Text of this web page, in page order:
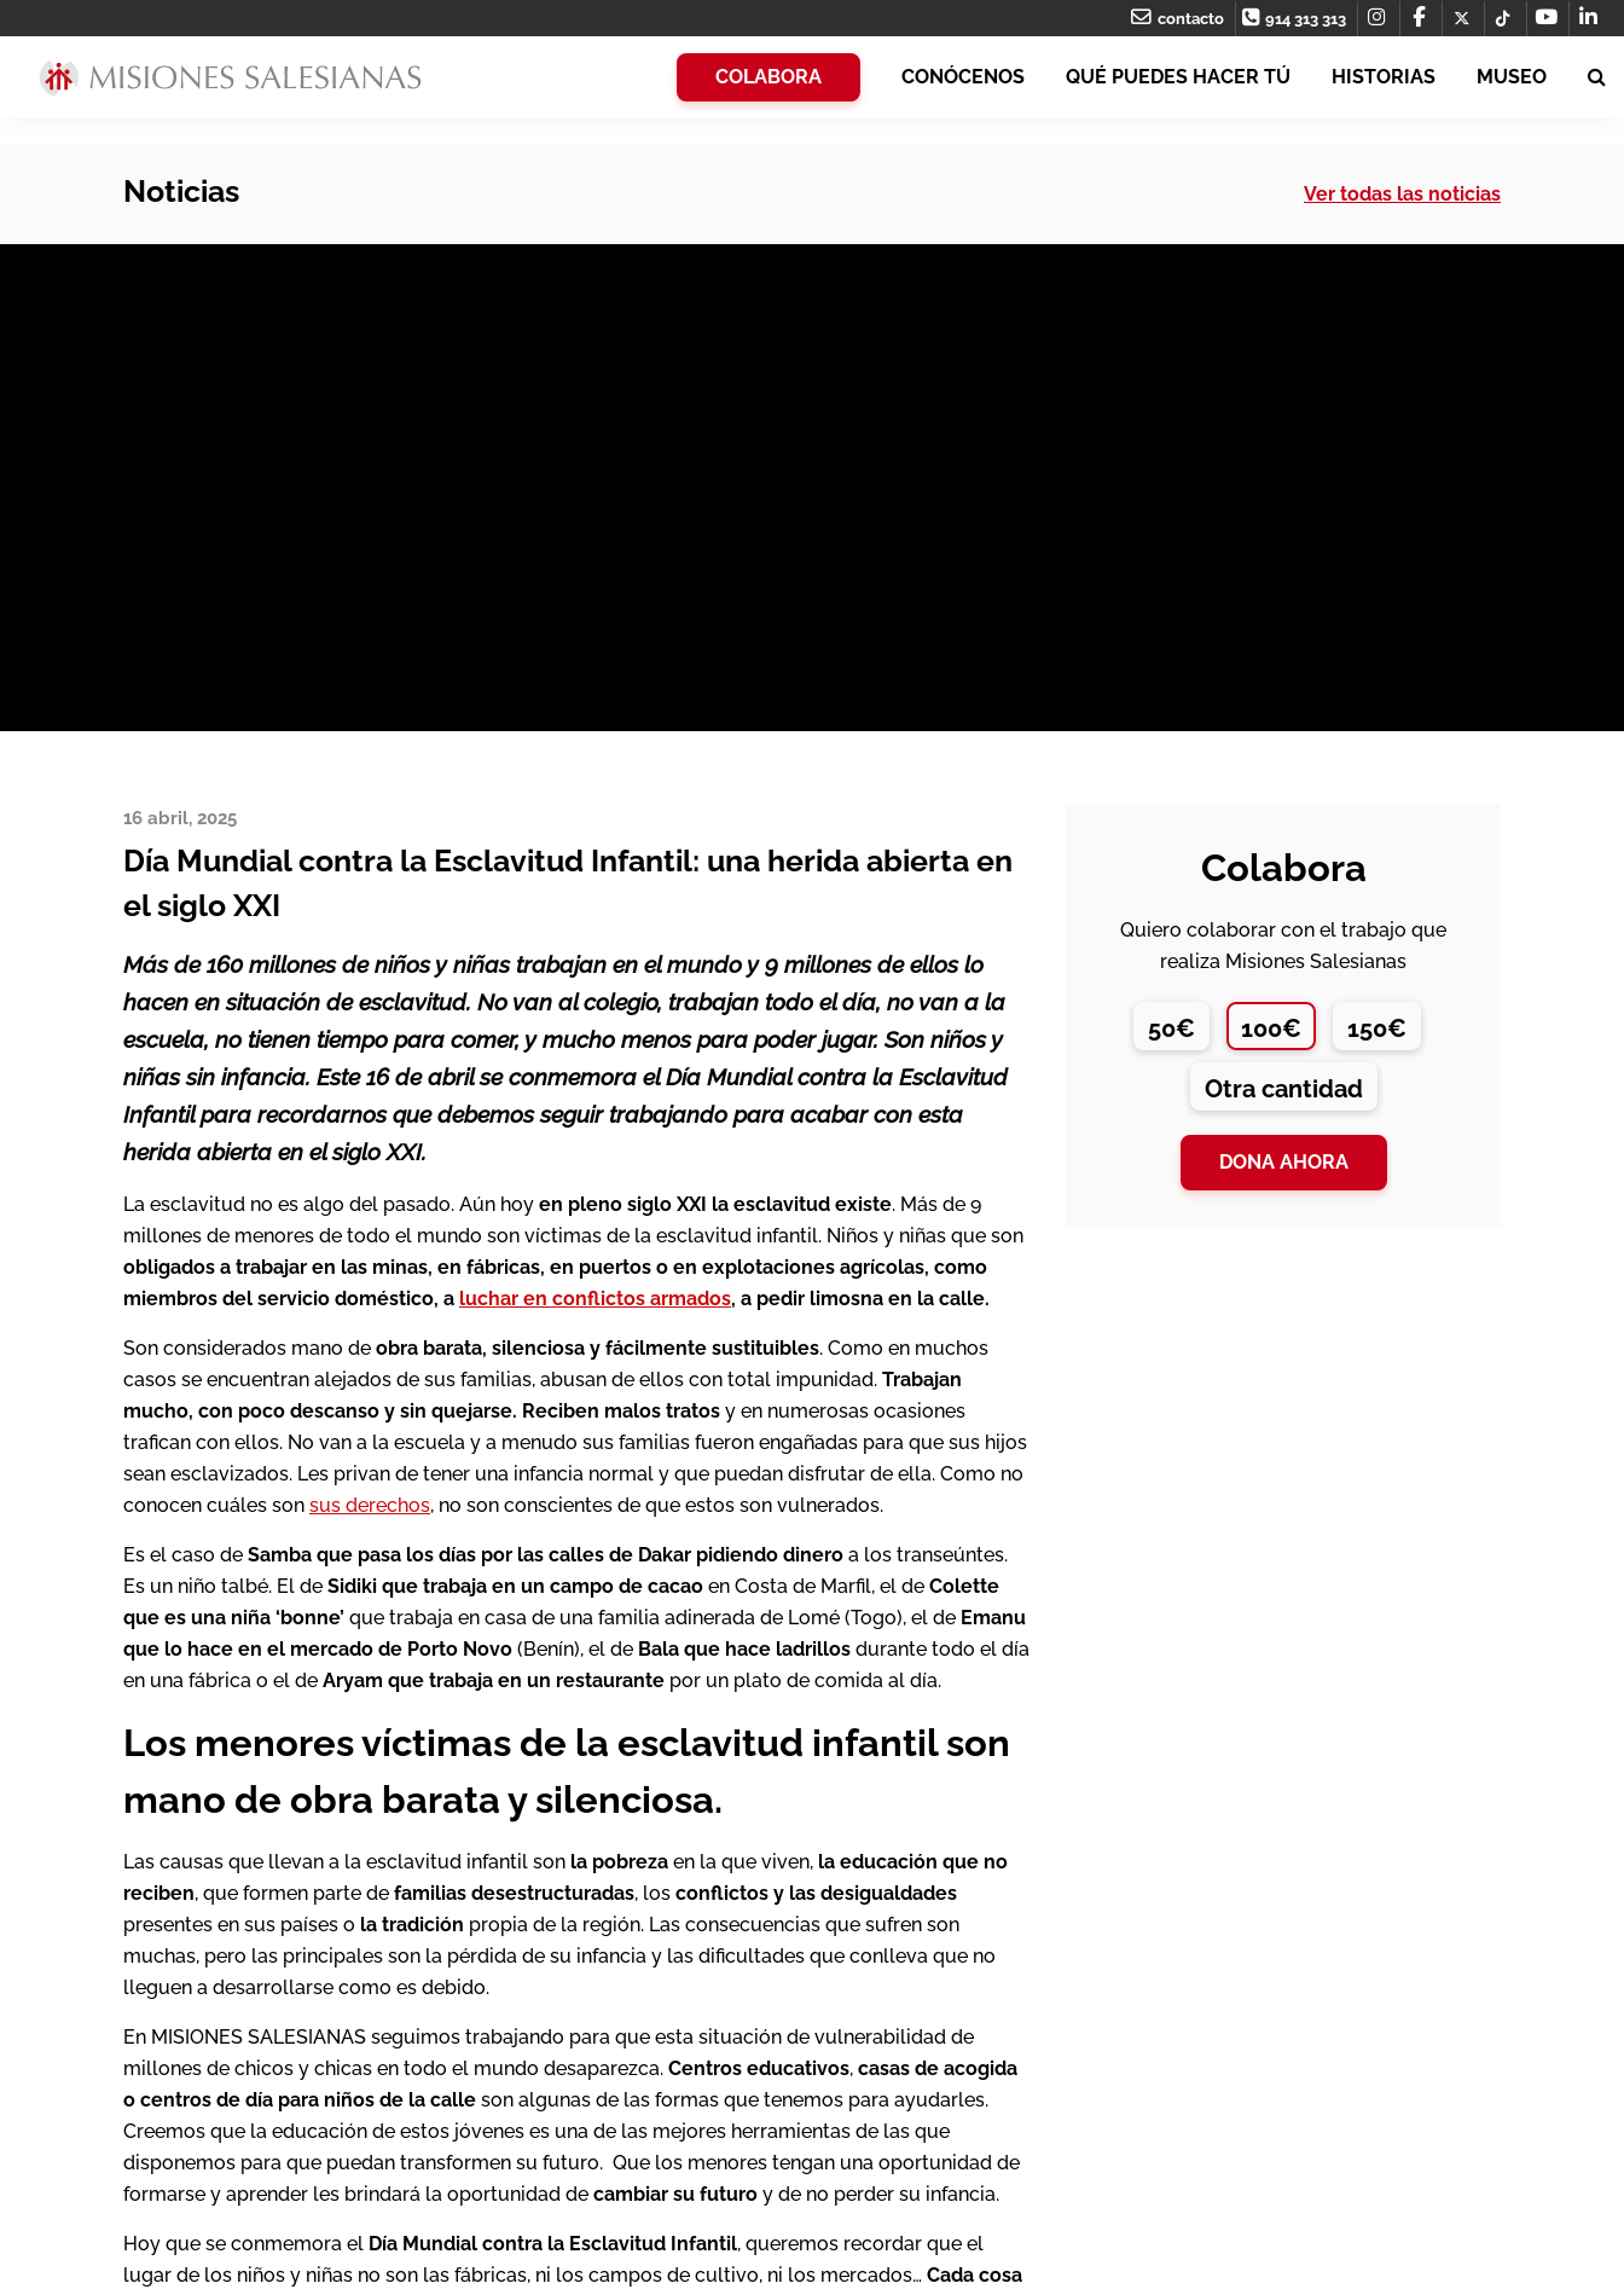
contacto 914 313 313
COLABORA CONÓCENOS QUÉ PUEDES HACER TÚ HISTORIAS MUSEO
Noticias Ver todas las noticias
16 abril, 2025
Día Mundial contra la Esclavitud Infantil: una herida abierta en
el siglo XXI
Más de 160 millones de niños y niñas trabajan en el mundo y 9 millones de ellos lo
hacen en situación de esclavitud. No van al colegio, trabajan todo el día, no van a la
escuela, no tienen tiempo para comer, y mucho menos para poder jugar. Son niños y
niñas sin infancia. Este 16 de abril se conmemora el Día Mundial contra la Esclavitud
Infantil para recordarnos que debemos seguir trabajando para acabar con esta
herida abierta en el siglo XXI.
La esclavitud no es algo del pasado. Aún hoy en pleno siglo XXI la esclavitud existe. Más de 9
millones de menores de todo el mundo son víctimas de la esclavitud infantil. Niños y niñas que son
obligados a trabajar en las minas, en fábricas, en puertos o en explotaciones agrícolas, como
miembros del servicio doméstico, a luchar en conflictos armados, a pedir limosna en la calle.
Son considerados mano de obra barata, silenciosa y fácilmente sustituibles. Como en muchos
casos se encuentran alejados de sus familias, abusan de ellos con total impunidad. Trabajan
mucho, con poco descanso y sin quejarse. Reciben malos tratos y en numerosas ocasiones
trafican con ellos. No van a la escuela y a menudo sus familias fueron engañadas para que sus hijos
sean esclavizados. Les privan de tener una infancia normal y que puedan disfrutar de ella. Como no
conocen cuáles son sus derechos, no son conscientes de que estos son vulnerados.
Es el caso de Samba que pasa los días por las calles de Dakar pidiendo dinero a los transeúntes.
Es un niño talbé. El de Sidiki que trabaja en un campo de cacao en Costa de Marfil, el de Colette
que es una niña ‘bonne’ que trabaja en casa de una familia adinerada de Lomé (Togo), el de Emanu
que lo hace en el mercado de Porto Novo (Benín), el de Bala que hace ladrillos durante todo el día
en una fábrica o el de Aryam que trabaja en un restaurante por un plato de comida al día.
Los menores víctimas de la esclavitud infantil son
mano de obra barata y silenciosa.
Las causas que llevan a la esclavitud infantil son la pobreza en la que viven, la educación que no
reciben, que formen parte de familias desestructuradas, los conflictos y las desigualdades
presentes en sus países o la tradición propia de la región. Las consecuencias que sufren son
muchas, pero las principales son la pérdida de su infancia y las dificultades que conlleva que no
lleguen a desarrollarse como es debido.
En MISIONES SALESIANAS seguimos trabajando para que esta situación de vulnerabilidad de
millones de chicos y chicas en todo el mundo desaparezca. Centros educativos, casas de acogida
o centros de día para niños de la calle son algunas de las formas que tenemos para ayudarles.
Creemos que la educación de estos jóvenes es una de las mejores herramientas de las que
disponemos para que puedan transformen su futuro. Que los menores tengan una oportunidad de
formarse y aprender les brindará la oportunidad de cambiar su futuro y de no perder su infancia.
Hoy que se conmemora el Día Mundial contra la Esclavitud Infantil, queremos recordar que el
lugar de los niños y niñas no son las fábricas, ni los campos de cultivo, ni los mercados… Cada cosa
Colabora
Quiero colaborar con el trabajo que
realiza Misiones Salesianas
50€ 100€ 150€
Otra cantidad
DONA AHORA